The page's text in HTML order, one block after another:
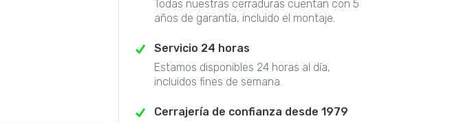
Todas nuestras cerraduras cuentan con 5
años de garantía, incluido el montaje.
Servicio 24 horas
Estamos disponibles 24 horas al día,
incluidos fines de semana.
Cerrajería de confianza desde 1979